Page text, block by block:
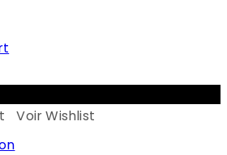
Voir Wishlist